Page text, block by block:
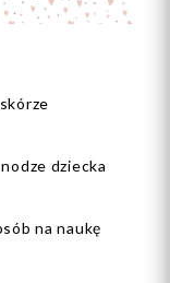
dziecka
na naukę